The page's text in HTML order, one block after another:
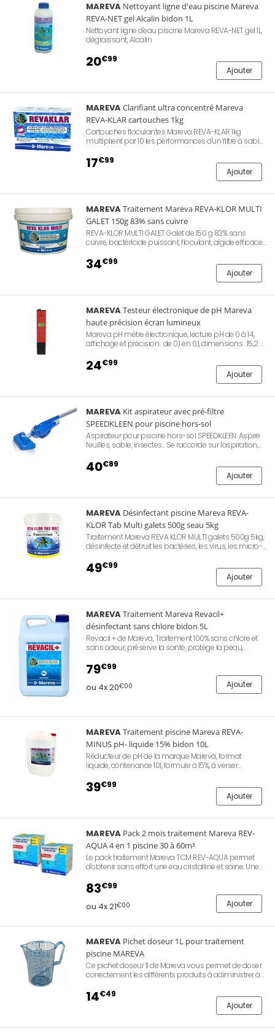
MAREVA Nettoyant ligne d'eau piscine Mareva
REVA-NET gel Alcalin bidon 1L
Nettoyant ligne d'eau piscine Mareva REVA-NET gel 1L,
dégraissant, Alcalin
20€99
Ajouter
MAREVAClarifiant ultra concentré Mareva
REVA-KLAR cartouches 1kg
Cartouches floculantes Mareva REVA-KLAR 1kg
multiplient par 10 les performances d'un filtre à sable.
permet de piéger les fines particules.
17€99
Ajouter
MAREVATraitement Mareva REVA-KLOR MULTI
GALET 150g 83% sans cuivre
REVA-KLOR MULTI GALET Galet de 150 g 83% sans
cuivre, bactéricide puissant, floculant, algide efficace,
bassins, traitement complet à lui seul pour une eau
limpide et saine.
34€99
Ajouter
MAREVATesteur électronique de pH Mareva
haute précision écran lumineux
Mareva pH mètre électronique, lecture pH de 0 à 14,
affichage et précision : de 0,1 en 0,1, dimensions : 15,2 x
piles alcalines 3 x 1.5 v fournies
24€99
Ajouter
MAREVA Kit aspirateur avec pré-filtre
SPEEDKLEEN pour piscine hors-sol
Aspirateur pour piscine hors-sol SPEEDKLEEN. Aspire
feuilles, sable, insectes... Se raccorde sur l'aspiration,
filtre de la piscine. Nettoyage aisé. Large bande
d'aspiration, manche télescopique aluminium.
40€89
Ajouter
MAREVA Désinfectant piscine Mareva REVA-
KLOR Tab Multi galets 500g seau 5kg
Traitement Mareva REVA KLOR MULTI galets 500g 5kg,
désinfecte et détruit les bactéries, les virus, les micro-
Détruit les algues et prévient leur formation. Rend
l’eau cristalline.
49€99
Ajouter
MAREVATraitement Mareva Revacil+
désinfectant sans chlore bidon 5L
Revacil + de Mareva, Traitement 100% sans chlore et
sans odeur, préserve la santé, protège la peau,
saine.
79€99
ou 4x 20€00 Ajouter
MAREVATraitement piscine Mareva REVA-
MINUS pH- liquide 15% bidon 10L
Réducteur de pH de la marque Mareva, format
liquide, contenance 10l, formule à 15%, à verser
pompe doseuse.
39€99
Ajouter
MAREVA Pack 2 mois traitement Mareva REV-
AQUA 4 en 1 piscine 30 à 60m³
Le pack traitement Mareva TCM REV-AQUA permet
d'obtenir sans effort une eau cristalline et saine. Une
doses sont déjà prêtes. Eau douce et sans odeur.
Utilisation toute l'année. Piscine 30 à 60m³.
Comprend 2 cartons, permet de traiter votre bassin
durant 2 mois complets.
83€99
ou 4x 21€00 Ajouter
MAREVA Pichet doseur 1L pour traitement
piscine MAREVA
Ce pichet doseur 1l de Mareva vous permet de doser
correctement les différents produits à adiministrer à
14€49
Ajouter